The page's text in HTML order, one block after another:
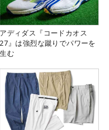
アディダス『コードカオス
27』は強烈な蹴りでパワーを
生む